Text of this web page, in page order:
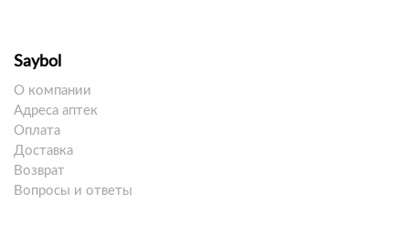
Saybol
О компании
Адреса аптек
Оплата
Доставка
Возврат
Вопросы и ответы